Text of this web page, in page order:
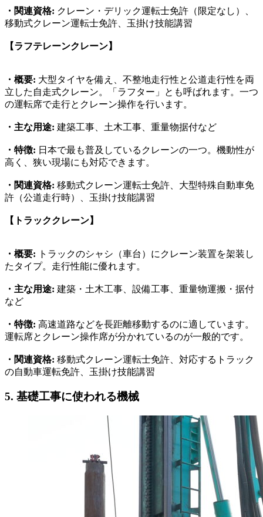
・関連資格: クレーン・デリック運転士免許（限定なし）、
移動式クレーン運転士免許、玉掛け技能講習
【ラフテレーンクレーン】
・概要: 大型タイヤを備え、不整地走行性と公道走行性を両
立した自走式クレーン。「ラフター」とも呼ばれます。一つ
の運転席で走行とクレーン操作を行います。
・主な用途: 建築工事、土木工事、重量物据付など
・特徴: 日本で最も普及しているクレーンの一つ。機動性が
高く、狭い現場にも対応できます。
・関連資格: 移動式クレーン運転士免許、大型特殊自動車免
許（公道走行時）、玉掛け技能講習
【トラッククレーン】
・概要: トラックのシャシ（車台）にクレーン装置を架装し
たタイプ。走行性能に優れます。
・主な用途: 建築・土木工事、設備工事、重量物運搬・据付
など
・特徴: 高速道路などを長距離移動するのに適しています。
運転席とクレーン操作席が分かれているのが一般的です。
・関連資格: 移動式クレーン運転士免許、対応するトラック
の自動車運転免許、玉掛け技能講習
5. 基礎工事に使われる機械